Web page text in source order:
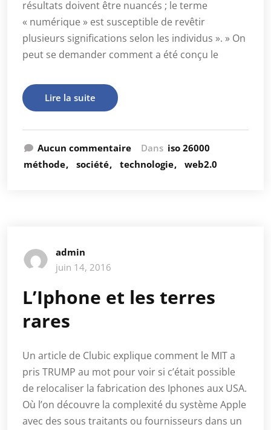
résultats doivent être nuancés ; le terme
« numérique » est susceptible de revêtir
plusieurs significations selon les individus ». » On
peut se demander comment a été conçu le
Lire la suite
Aucun commentaire Dans iso 26000
méthode
société technologie web2.0
admin
juin 14, 2016
L’Iphone et les terres
rares
Un article de Clubic explique comment le MIT a
pris TRUMP au mot pour voir si c’était possible
de relocaliser la fabrication des Iphones aux USA.
Où l’on découvre la complexité du système Apple
avec des sous traitants ou fournisseurs dans un